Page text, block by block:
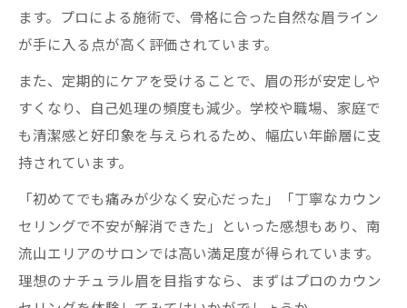
ます。プロによる施術で、骨格に合った自然な眉ライン
が手に入る点が高く評価されています。
また、定期的にケアを受けることで、眉の形が安定しや
すくなり、自己処理の頻度も減少。学校や職場、家庭で
も清潔感と好印象を与えられるため、幅広い年齢層に支
持されています。
「初めてでも痛みが少なく安心だった」「丁寧なカウン
セリングで不安が解消できた」といった感想もあり、南
流山エリアのサロンでは高い満足度が得られています。
理想のナチュラル眉を目指すなら、まずはプロのカウン